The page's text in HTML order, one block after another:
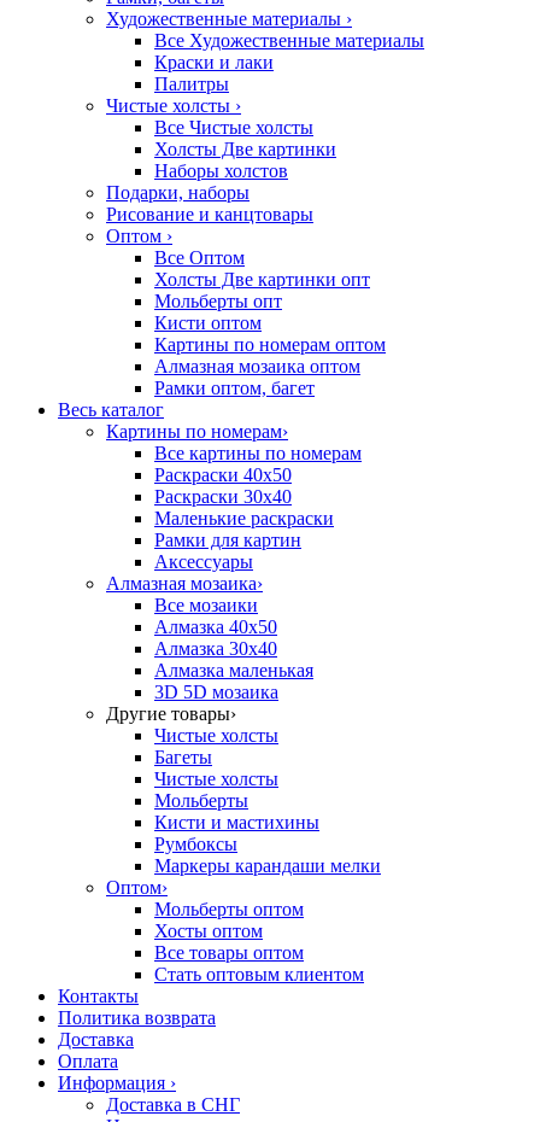
Художественные материалы ›
Все Художественные материалы
Краски и лаки
Палитры
Чистые холсты ›
Все Чистые холсты
Холсты Две картинки
Наборы холстов
Подарки, наборы
Рисование и канцтовары
Оптом ›
Все Оптом
Холсты Две картинки опт
Мольберты опт
Кисти оптом
Картины по номерам оптом
Алмазная мозаика оптом
Рамки оптом, багет
Весь каталог
Картины по номерам›
Все картины по номерам
Раскраски 40х50
Раскраски 30х40
Маленькие раскраски
Рамки для картин
Аксессуары
Алмазная мозаика›
Все мозаики
Алмазка 40х50
Алмазка 30х40
Алмазка маленькая
3D 5D мозаика
Другие товары›
Чистые холсты
Багеты
Чистые холсты
Мольберты
Кисти и мастихины
Румбоксы
Маркеры карандаши мелки
Оптом›
Мольберты оптом
Хосты оптом
Все товары оптом
Стать оптовым клиентом
Контакты
Политика возврата
Доставка
Оплата
Информация ›
Доставка в СНГ